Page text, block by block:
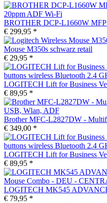
BROTHER DCP-L1660W MFP
€ 299,95 *
Mouse M350s schwarz retail
€ 29,95 *
LOGITECH Lift for Business
€ 89,95 *
Brother MFC-L2827DW -
€ 349,00 *
LOGITECH Lift for Business
€ 89,95 *
LOGITECH MK545
€ 79,95 *